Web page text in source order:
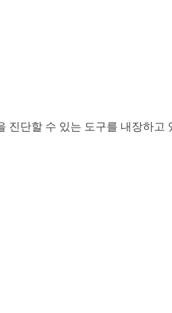
진단할 수 있는 도구를 내장하고